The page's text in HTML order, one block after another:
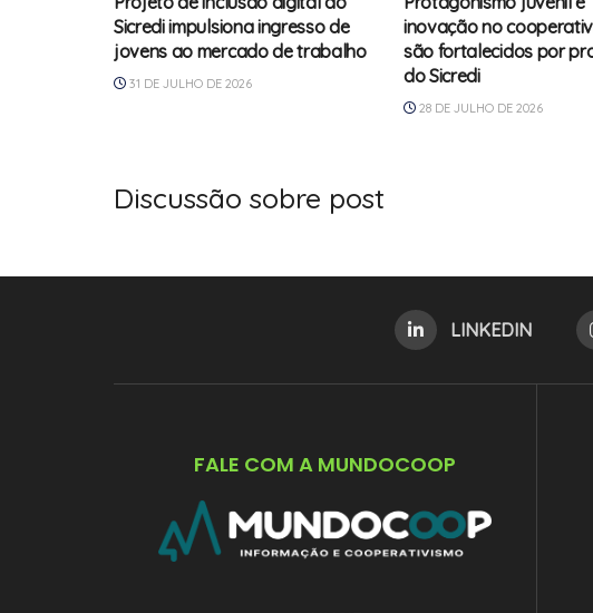
Sicredi impulsiona ingresso de
jovens ao mercado de trabalho
31 DE JULHO DE 2026
inovação no
são fortalecidos por
do Sicredi
28 DE JULHO DE 2026
Discussão sobre post
LINKEDIN
FALE COM A MUNDOCOOP